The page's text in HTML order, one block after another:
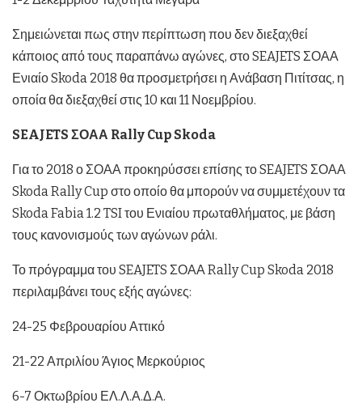
Σημειώνεται πως στην περίπτωση που δεν διεξαχθεί
κάποιος από τους παραπάνω αγώνες, στο SEAJETS ΣΟΑΑ
Ενιαίο Skoda 2018 θα προσμετρήσει η Ανάβαση Πιτίτσας, η
οποία θα διεξαχθεί στις 10 και 11 Νοεμβρίου.
SEAJETS ΣΟΑΑ Rally Cup Skoda
Για το 2018 ο ΣΟΑΑ προκηρύσσει επίσης το SEAJETS ΣΟΑΑ
Skoda Rally Cup στο οποίο θα μπορούν να συμμετέχουν τα
Skoda Fabia 1.2 TSI του Ενιαίου πρωταθλήματος, με βάση
τους κανονισμούς των αγώνων ράλι.
Το πρόγραμμα του SEAJETS ΣΟΑΑ Rally Cup Skoda 2018
περιλαμβάνει τους εξής αγώνες:
24-25 Φεβρουαρίου Αττικό
21-22 Απριλίου Άγιος Μερκούριος
6-7 Οκτωβρίου ΕΛ.Λ.Α.Δ.Α.